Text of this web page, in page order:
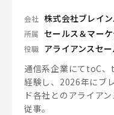
会社 株式会社ブレイン
所属 セールス＆マーケ
役職 アライアンスセー
通信系企業にてtoC
経験し、2026年にブ
ド各社とのアライア
従事。